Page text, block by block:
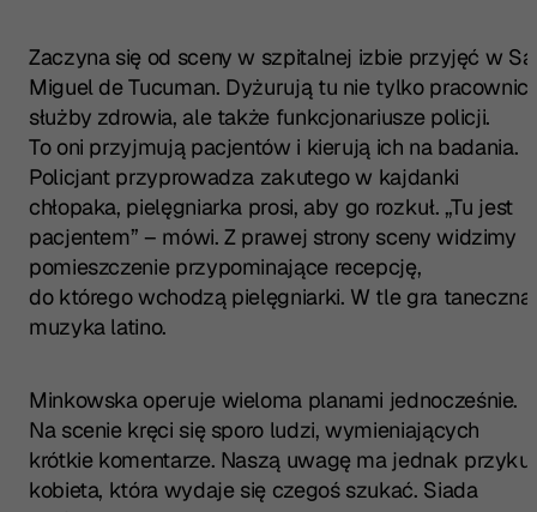
Zaczyna się od sceny w szpitalnej izbie przyjęć w
Miguel de Tucuman. Dyżurują tu nie tylko
służby zdrowia, ale także funkcjonariusze policji.
To oni przyjmują pacjentów i kierują ich na badania.
Policjant przyprowadza zakutego w kajdanki
chłopaka, pielęgniarka prosi, aby go rozkuł. „Tu jest
pacjentem” – mówi. Z prawej strony sceny widzimy
pomieszczenie przypominające recepcję,
do którego wchodzą pielęgniarki. W tle gra taneczna
muzyka latino.
Minkowska operuje wieloma planami jednocześnie.
Na scenie kręci się sporo ludzi, wymieniających
krótkie komentarze. Naszą uwagę ma jednak
kobieta, która wydaje się czegoś szukać. Siada